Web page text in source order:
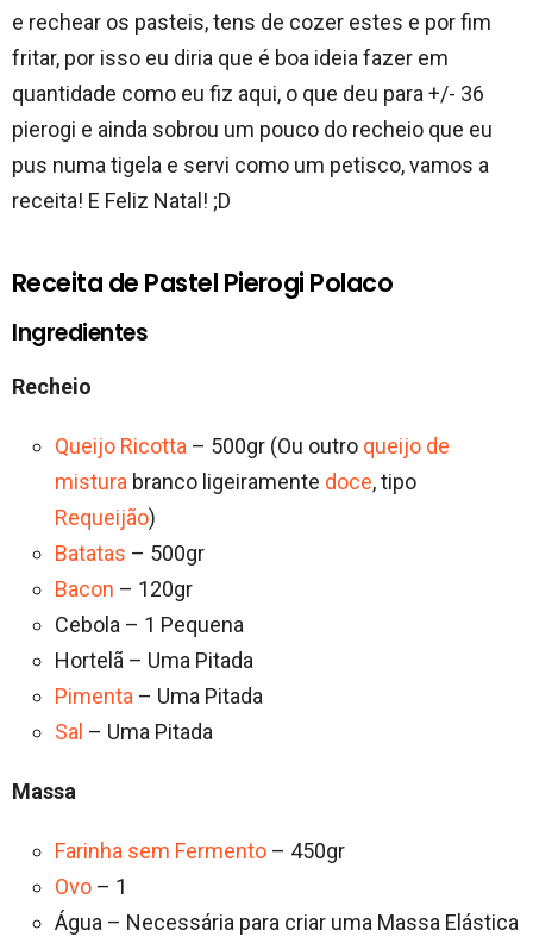
e rechear os pasteis, tens de cozer estes e por fim
fritar, por isso eu diria que é boa ideia fazer em
quantidade como eu fiz aqui, o que deu para +/- 36
pierogi e ainda sobrou um pouco do recheio que eu
pus numa tigela e servi como um petisco, vamos a
receita! E Feliz Natal! ;D
Receita de Pastel Pierogi Polaco
Ingredientes
Recheio
Queijo Ricotta – 500gr (Ou outro queijo de
mistura branco ligeiramente doce, tipo
Requeijão)
Batatas – 500gr
Bacon – 120gr
Cebola – 1 Pequena
Hortelã – Uma Pitada
Pimenta – Uma Pitada
Sal – Uma Pitada
Massa
Farinha sem Fermento – 450gr
Ovo – 1
Água – Necessária para criar uma Massa Elástica